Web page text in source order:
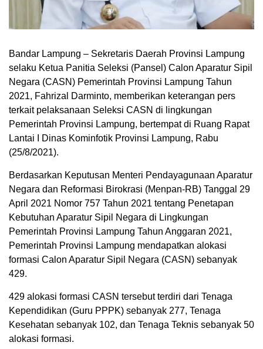
Bandar Lampung – Sekretaris Daerah Provinsi Lampung
selaku Ketua Panitia Seleksi (Pansel) Calon Aparatur Sipil
Negara (CASN) Pemerintah Provinsi Lampung Tahun
2021, Fahrizal Darminto, memberikan keterangan pers
terkait pelaksanaan Seleksi CASN di lingkungan
Pemerintah Provinsi Lampung, bertempat di Ruang Rapat
Lantai I Dinas Kominfotik Provinsi Lampung, Rabu
(25/8/2021).
Berdasarkan Keputusan Menteri Pendayagunaan Aparatur
Negara dan Reformasi Birokrasi (Menpan-RB) Tanggal 29
April 2021 Nomor 757 Tahun 2021 tentang Penetapan
Kebutuhan Aparatur Sipil Negara di Lingkungan
Pemerintah Provinsi Lampung Tahun Anggaran 2021,
Pemerintah Provinsi Lampung mendapatkan alokasi
formasi Calon Aparatur Sipil Negara (CASN) sebanyak
429.
429 alokasi formasi CASN tersebut terdiri dari Tenaga
Kependidikan (Guru PPPK) sebanyak 277, Tenaga
Kesehatan sebanyak 102, dan Tenaga Teknis sebanyak 50
alokasi formasi.